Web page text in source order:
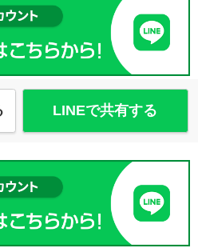
LINEで共有する